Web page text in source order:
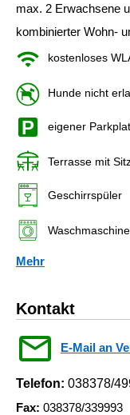
max. 2 Erwachsene
kombinierter Wohn-
kostenloses
Hunde nicht
eigener
Terrasse mit
Geschirrspüler
Mehr
Kontakt
E-Mail an
Telefon: 038378/
Fax: 038378/339993